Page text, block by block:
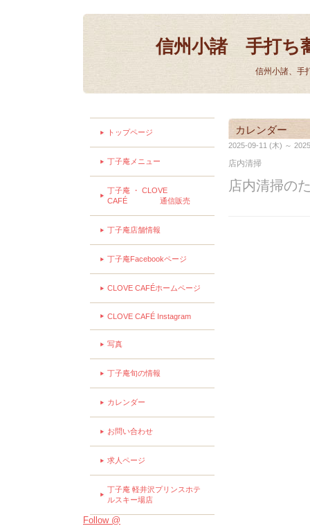
信州小諸 手打ち
信州小諸、手
カレンダー
2025-09-11 (木) ～
店内清掃
店内清掃の
トップページ
丁子庵メニュー
丁子庵 ・ CLOVE
CAFÉ 通信販売
丁子庵店舗情報
丁子庵Facebookページ
CLOVE CAFÉホームページ
CLOVE CAFÉ Instagram
写真
丁子庵旬の情報
カレンダー
お問い合わせ
求人ページ
丁子庵 軽井沢プリンスホテ
ルスキー場店
Follow @